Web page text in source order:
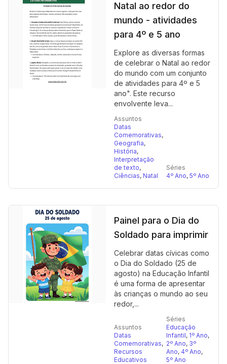
Natal ao redor do
mundo - atividades
para 4º e 5 ano
Explore as diversas formas
de celebrar o Natal ao redor
do mundo com um conjunto
de atividades para 4º e 5
ano". Este recurso
envolvente leva...
Assuntos
Datas
Comemorativas,
Geografia,
História,
Interpretação
de texto,
Ciências, Natal
Séries
4º Ano, 5º Ano
Painel para o Dia do
Soldado para imprimir
Celebrar datas cívicas como
o Dia do Soldado (25 de
agosto) na Educação Infantil
é uma forma de apresentar
às crianças o mundo ao seu
redor,...
Assuntos
Datas
Comemorativas,
Recursos
Educativos
Séries
Educação
Infantil, 1º Ano,
2º Ano, 3º
Ano, 4º Ano,
5º Ano